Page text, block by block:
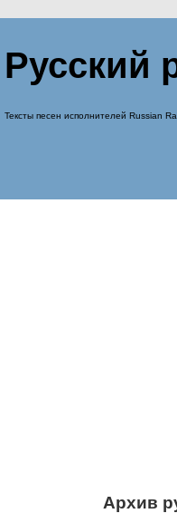
Русский
Тексты песен исполнителей Russian
Архив